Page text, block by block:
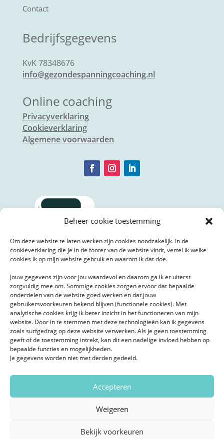
Beheer cookie toestemming
Om deze website te laten werken zijn cookies noodzakelijk. In de
cookieverklaring die je in de footer van de website vindt, vertel ik welke
cookies ik op mijn website gebruik en waarom ik dat doe.
Jouw gegevens zijn voor jou waardevol en daarom ga ik er uiterst
zorgvuldig mee om. Sommige cookies zorgen ervoor dat bepaalde
onderdelen van de website goed werken en dat jouw
gebruikersvoorkeuren bekend blijven (functionele cookies). Met
analytische cookies krijg ik beter inzicht in het functioneren van mijn
website. Door in te stemmen met deze technologieën kan ik gegevens
zoals surfgedrag op deze website verwerken. Als je geen toestemming
geeft of de toestemming intrekt, kan dit een nadelige invloed hebben op
bepaalde functies en mogelijkheden.
Je gegevens worden niet met derden gedeeld.
Accepteren
Weigeren
Bekijk voorkeuren
Contact
Bedrijfsgegevens
KvK 78348676
info@gezondespanningcoaching.nl
Online coaching
Privacyverklaring
Cookieverklaring
Algemene voorwaarden